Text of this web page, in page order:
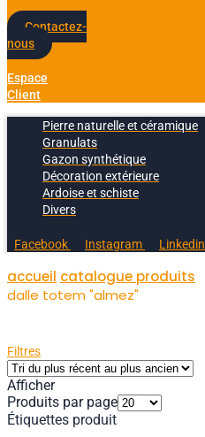
Contactez-
nous
Espace
Client
Pierre naturelle et céramique
Granulats
Gazon synthétique
Décoration extérieure
Ardoise et schiste
Divers
Facebook Instagram Linkedin
accueil catalogue produits
dalle totem "almez"
Filtres
Afficher
Produits par page
Étiquettes produit